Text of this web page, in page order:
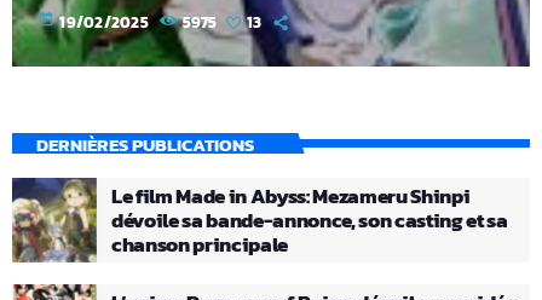
today 19/02/2025 5975 13
DERNIÈRES PUBLICATIONS
Le film Made in Abyss: Mezameru Shinpi
dévoile sa bande-annonce, son casting et sa
chanson principale